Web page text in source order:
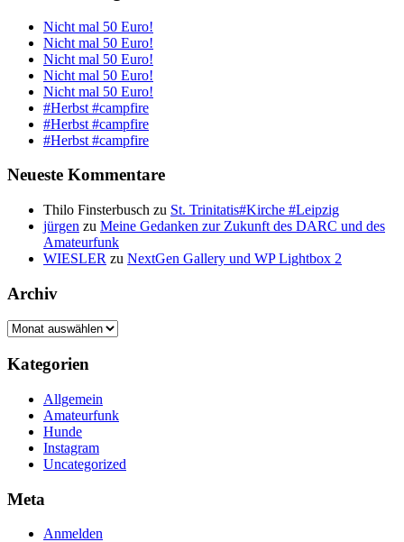
Nicht mal 50 Euro!
Nicht mal 50 Euro!
Nicht mal 50 Euro!
Nicht mal 50 Euro!
Nicht mal 50 Euro!
#Herbst #campfire
#Herbst #campfire
#Herbst #campfire
Neueste Kommentare
Thilo Finsterbusch zu St. Trinitatis#Kirche #Leipzig
jürgen zu Meine Gedanken zur Zukunft des DARC und des
Amateurfunk
WIESLER zu NextGen Gallery und WP Lightbox 2
Archiv
Archiv
Kategorien
Allgemein
Amateurfunk
Hunde
Instagram
Uncategorized
Meta
Anmelden